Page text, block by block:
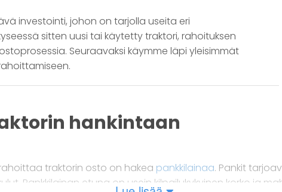
investointi, johon on tarjolla useita eri
sitten uusi tai käytetty traktori, rahoituksen
Seuraavaksi käymme läpi yleisimmät
hankintaan
traktorin osto on hakea pankkilainaa. Pankit
Pankkilainan etuna on usein kilpailukykyinen korko ja